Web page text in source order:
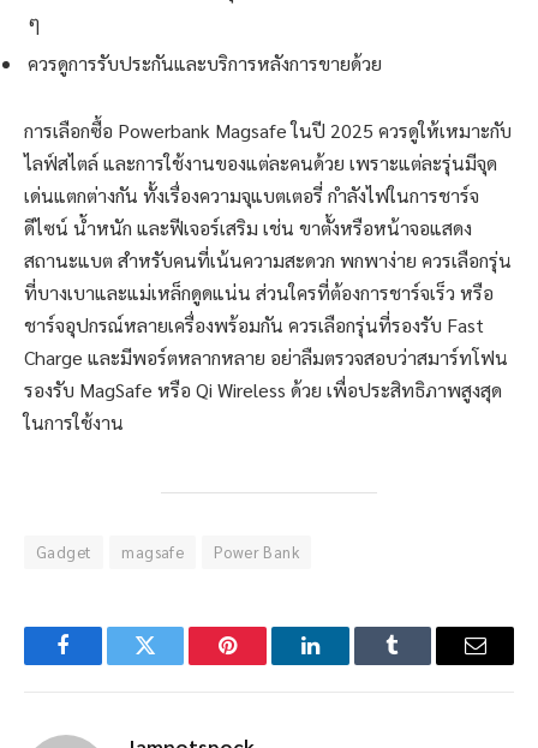
ๆ
ควรดูการรับประกันและบริการหลังการขายด้วย
การเลือกซื้อ Powerbank Magsafe ในปี 2025 ควรดูให้เหมาะกับ
ไลฟ์สไตล์ และการใช้งานของแต่ละคนด้วย เพราะแต่ละรุ่นมีจุด
เด่นแตกต่างกัน ทั้งเรื่องความจุแบตเตอรี่ กำลังไฟในการชาร์จ
ดีไซน์ น้ำหนัก และฟีเจอร์เสริม เช่น ขาตั้งหรือหน้าจอแสดง
สถานะแบต สำหรับคนที่เน้นความสะดวก พกพาง่าย ควรเลือกรุ่น
ที่บางเบาและแม่เหล็กดูดแน่น ส่วนใครที่ต้องการชาร์จเร็ว หรือ
ชาร์จอุปกรณ์หลายเครื่องพร้อมกัน ควรเลือกรุ่นที่รองรับ Fast
Charge และมีพอร์ตหลากหลาย อย่าลืมตรวจสอบว่าสมาร์ทโฟน
รองรับ MagSafe หรือ Qi Wireless ด้วย เพื่อประสิทธิภาพสูงสุด
ในการใช้งาน
Gadget magsafe Power Bank
FacebookTwitter Pinterest LinkedInTumblr Email